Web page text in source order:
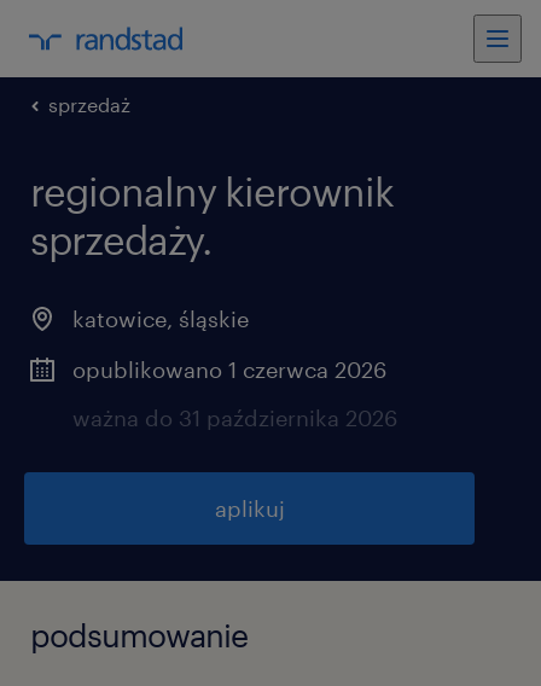
sprzedaż
regionalny kierownik
sprzedaży.
katowice, śląskie
opublikowano 1 czerwca 2026
ważna do 31 października 2026
aplikuj
podsumowanie